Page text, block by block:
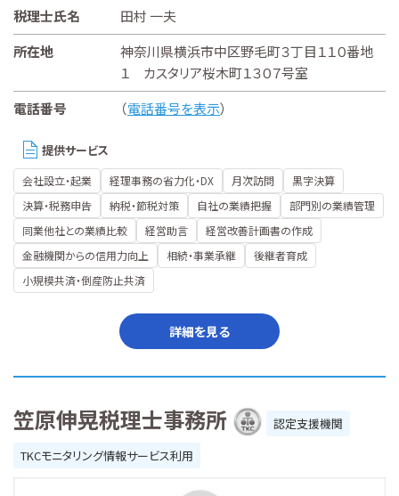
税理士氏名
田村 一夫
所在地
神奈川県横浜市中区野毛町３丁目１１０番地
１ カスタリア桜木町１３０７号室
電話番号
（電話番号を表示）
提供サービス
会社設立・起業 経理事務の省力化・DX 月次訪問
黒字決算
決算・税務申告
納税・節税対策 自社の業績把握
部門別の業績管理
同業他社との業績比較
経営助言
経営改善計画書の作成
金融機関からの信用力向上
相続・事業承継
後継者育成
小規模共済・倒産防止共済
詳細を見る
笠原伸晃税理士事務所
認定支援機関
TKCモニタリング情報サービス利用